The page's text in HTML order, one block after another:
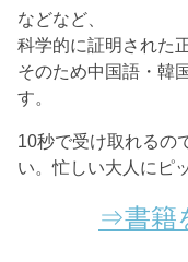
などなど、
科学的に証明された
そのため中国語・韓
す。
10秒で受け取れるの
い。忙しい大人にピ
⇒書籍